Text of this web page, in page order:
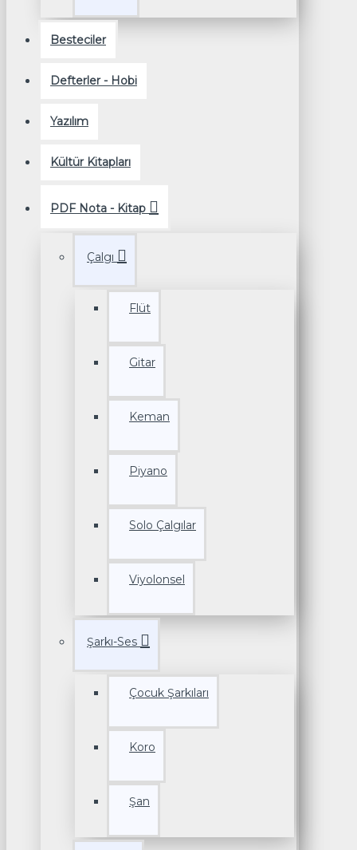
Besteciler
Defterler - Hobi
Yazılım
Kültür Kitapları
PDF Nota - Kitap
Çalgı
Flüt
Gitar
Keman
Piyano
Solo Çalgılar
Viyolonsel
Şarkı-Ses
Çocuk Şarkıları
Koro
Şan